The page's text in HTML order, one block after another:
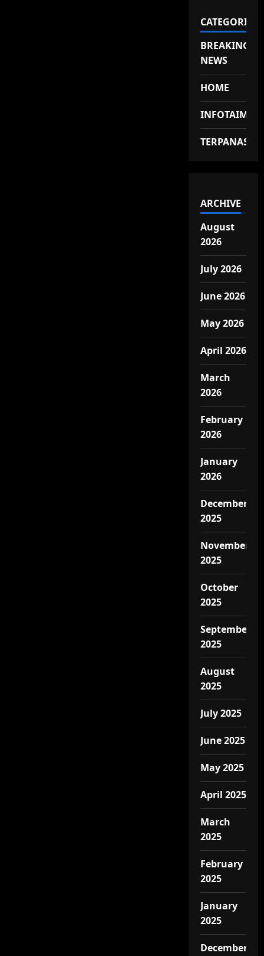
CATEGORIES
BREAKING
NEWS
HOME
TERPANAS
ARCHIVE
August
2026
July 2026
June 2026
May 2026
April 2026
March
2026
February
2026
January
2026
December
2025
November
2025
October
2025
September
2025
August
2025
July 2025
June 2025
May 2025
April 2025
March
2025
February
2025
January
2025
December